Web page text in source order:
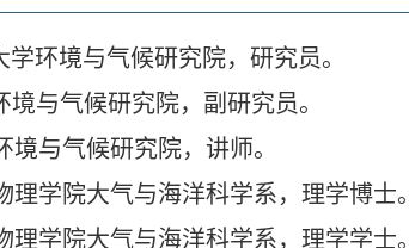
学环境与气候研究院，研究员。
境与气候研究院，副研究员。
境与气候研究院，讲师。
理学院大气与海洋科学系，理学博士。
理学院大气与海洋科学系，理学学士。